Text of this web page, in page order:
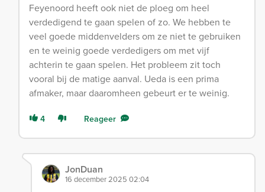
Feyenoord heeft ook niet de ploeg om heel
verdedigend te gaan spelen of zo. We hebben te
veel goede middenvelders om ze niet te gebruiken
en te weinig goede verdedigers om met vijf
achterin te gaan spelen. Het probleem zit toch
vooral bij de matige aanval. Ueda is een prima
afmaker, maar daaromheen gebeurt er te weinig.
4 Reageer
JonDuan
16 december 2025 02:04